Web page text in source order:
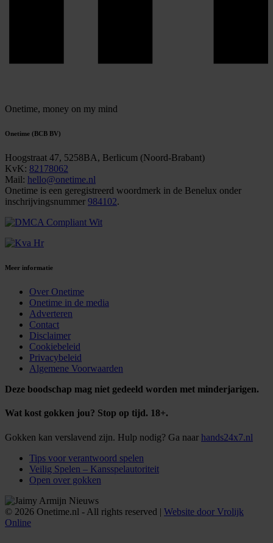
Onetime, money on my mind
Onetime (BCB BV)
Hoogstraat 47, 5258BA, Berlicum (Noord-Brabant)
KvK: 82178062
Mail: hello@onetime.nl
Onetime is een geregistreerd woordmerk in de Benelux onder
inschrijvingsnummer 984102.
Meer informatie
Over Onetime
Onetime in de media
Adverteren
Contact
Disclaimer
Cookiebeleid
Privacybeleid
Algemene Voorwaarden
Deze boodschap mag niet gedeeld worden met minderjarigen.
Wat kost gokken jou? Stop op tijd. 18+.
Gokken kan verslavend zijn. Hulp nodig? Ga naar hands24x7.nl
Tips voor verantwoord spelen
Veilig Spelen – Kansspelautoriteit
Open over gokken
© 2026 Onetime.nl - All rights reserved | Website door Vrolijk
Online